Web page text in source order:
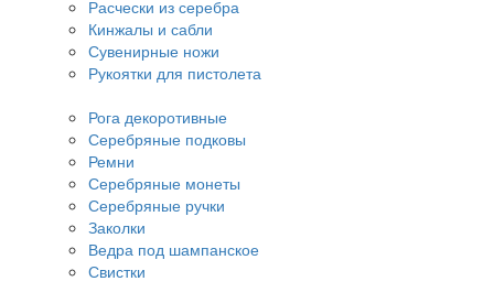
Расчески из серебра
Кинжалы и сабли
Сувенирные ножи
Рукоятки для пистолета
Рога декоротивные
Серебряные подковы
Ремни
Серебряные монеты
Серебряные ручки
Заколки
Ведра под шампанское
Свистки